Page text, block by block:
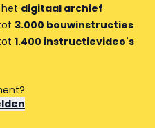
digitaal archief
3.000 bouwinstructies
1.400 instructievideo's